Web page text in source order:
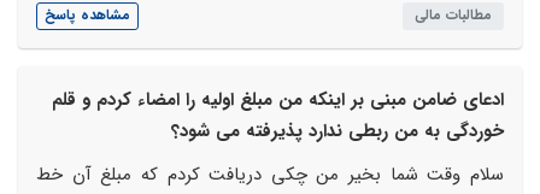
مطالبات مالی مشاهده پاسخ
ادعای ضامن مبنی بر اینکه من مبلغ اولیه را امضاء کردم و قلم
خوردگی به من ربطی ندارد پذیرفته می شود؟
سلام وقت شما بخیر من چکی دریافت کردم که مبلغ آن خط